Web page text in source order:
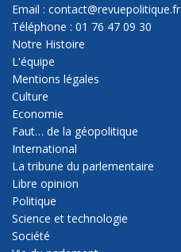
Email : contact@revuepolitique.fr
Téléphone : 01 76 47 09 30
Notre Histoire
L'équipe
Mentions légales
Culture
Economie
Faut… de la géopolitique
International
La tribune du parlementaire
Libre opinion
Politique
Science et technologie
Société